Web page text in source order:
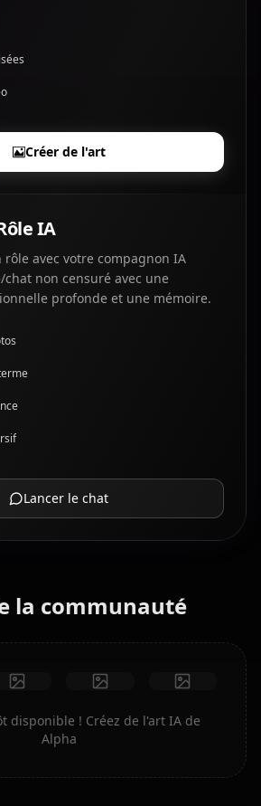
Créer de l'art
IA
rôle avec votre compagnon IA
chat non censuré avec une
profonde et une mémoire.
Lancer le chat
la communauté
disponible ! Créez de l'art IA de
Alpha